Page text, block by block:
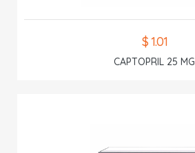
$ 1.01
CAPTOPRIL 25 MG